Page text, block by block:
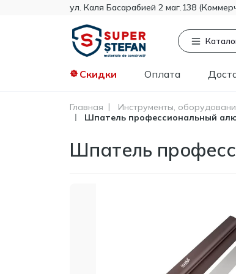
ул. Каля Басарабией 2 маг.138
Скидки Оплата
Часто ищут
Knauf
Главная Инструменты,
Шпатель профессиональный
Шпатель